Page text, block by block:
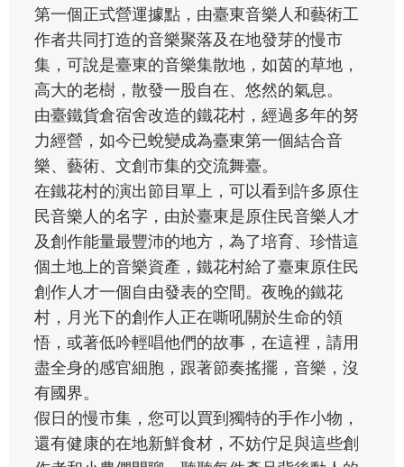
第一個正式營運據點，由臺東音樂人和藝術工
作者共同打造的音樂聚落及在地發芽的慢市
集，可說是臺東的音樂集散地，如茵的草地，
高大的老樹，散發一股自在、悠然的氣息。
由臺鐵貨倉宿舍改造的鐵花村，經過多年的努
力經營，如今已蛻變成為臺東第一個結合音
樂、藝術、文創市集的交流舞臺。
在鐵花村的演出節目單上，可以看到許多原住
民音樂人的名字，由於臺東是原住民音樂人才
及創作能量最豐沛的地方，為了培育、珍惜這
個土地上的音樂資產，鐵花村給了臺東原住民
創作人才一個自由發表的空間。夜晚的鐵花
村，月光下的創作人正在嘶吼關於生命的領
悟，或著低吟輕唱他們的故事，在這裡，請用
盡全身的感官細胞，跟著節奏搖擺，音樂，沒
有國界。
假日的慢市集，您可以買到獨特的手作小物，
還有健康的在地新鮮食材，不妨佇足與這些創